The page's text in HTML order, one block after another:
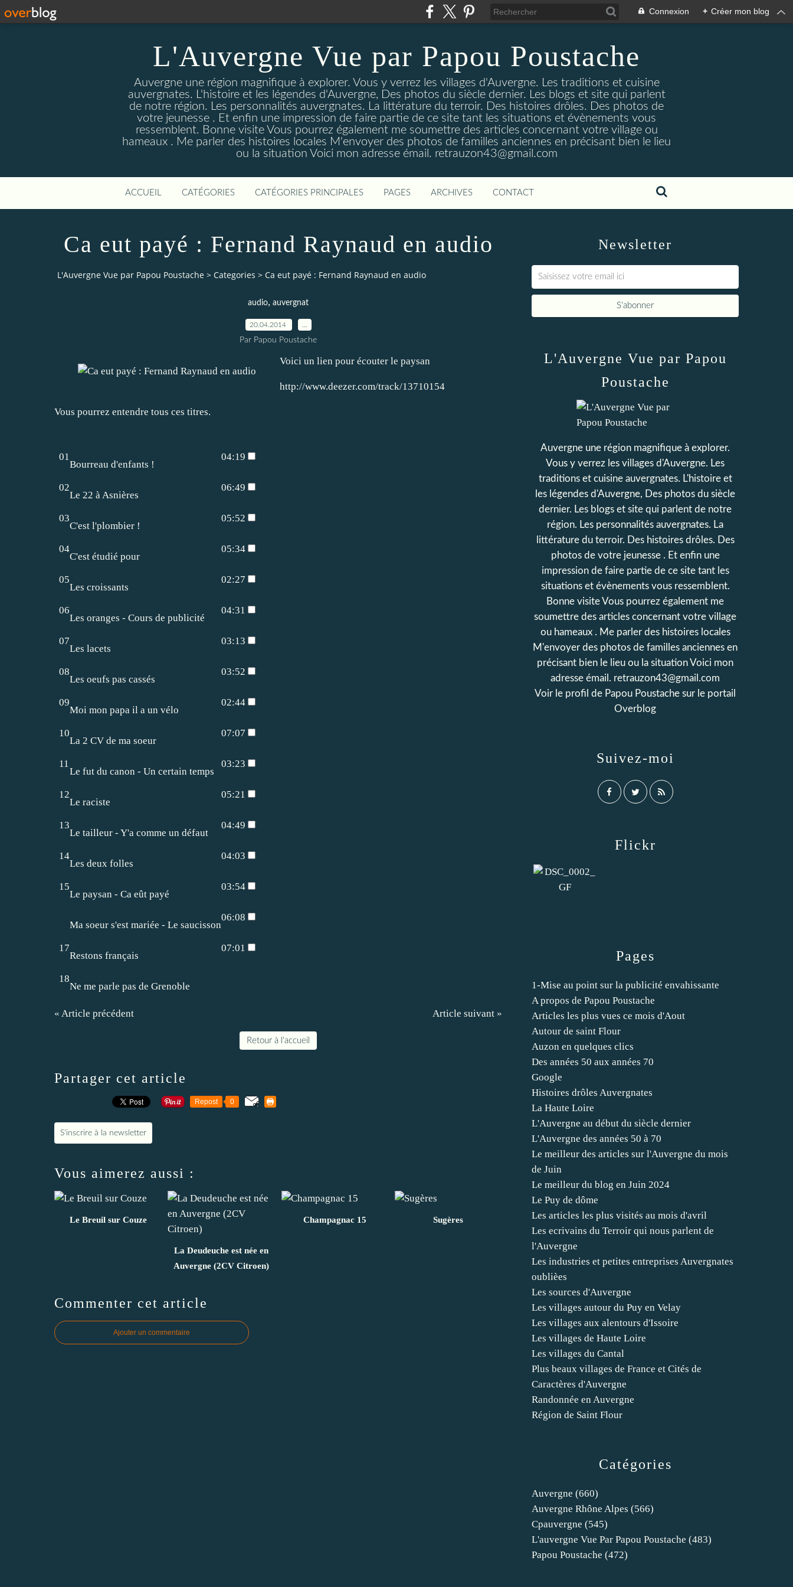
Connexion + Créer mon blog
L'Auvergne Vue par Papou Poustache
Auvergne une région magnifique à explorer. Vous y verrez les villages d'Auvergne. Les traditions et cuisine
auvergnates. L'histoire et les légendes d'Auvergne, Des photos du siècle dernier. Les blogs et site qui parlent
de notre région. Les personnalités auvergnates. La littérature du terroir. Des histoires drôles. Des photos de
votre jeunesse . Et enfin une impression de faire partie de ce site tant les situations et évènements vous
ressemblent. Bonne visite Vous pourrez également me soumettre des articles concernant votre village ou
hameaux . Me parler des histoires locales M'envoyer des photos de familles anciennes en précisant bien le lieu
ou la situation Voici mon adresse émail. retrauzon43@gmail.com
ACCUEIL CATÉGORIES CATÉGORIES PRINCIPALES PAGES ARCHIVES CONTACT
Ca eut payé : Fernand Raynaud en audio
L'Auvergne Vue par Papou Poustache > Categories > Ca eut payé : Fernand Raynaud en audio
audio, auvergnat
20.04.2014
Par Papou Poustache
Voici un lien pour écouter le paysan
http://www.deezer.com/track/13710154
Vous pourrez entendre tous ces titres.
01
Bourreau d'enfants !
04:19
02
Le 22 à Asnières
06:49
03
C'est l'plombier !
05:52
04
C'est étudié pour
05:34
05
Les croissants
02:27
06
Les oranges - Cours de publicité
04:31
07
Les lacets
03:13
08
Les oeufs pas cassés
03:52
09
Moi mon papa il a un vélo
02:44
10
La 2 CV de ma soeur
07:07
11
Le fut du canon - Un certain temps
03:23
12
Le raciste
05:21
13
Le tailleur - Y'a comme un défaut
04:49
14
Les deux folles
04:03
15
Le paysan - Ca eût payé
03:54
Ma soeur s'est mariée - Le saucisson
06:08
17
Restons français
07:01
18
Ne me parle pas de Grenoble
« Article précédent Article suivant »
Retour à l'accueil
Partager cet article
Repost 0
S'inscrire à la newsletter
Vous aimerez aussi :
Le Breuil sur Couze
La Deudeuche est née en
Auvergne (2CV Citroen)
Champagnac 15 Sugères
Commenter cet article
Ajouter un commentaire
Newsletter
Catégories
Auvergne (660)
Auvergne Rhône Alpes (566)
Cpauvergne (545)
L'auvergne Vue Par Papou Poustache (483)
Papou Poustache (472)
Pages
1-Mise au point sur la publicité envahissante
A propos de Papou Poustache
Articles les plus vues ce mois d'Aout
Autour de saint Flour
Auzon en quelques clics
Des années 50 aux années 70
Google
Histoires drôles Auvergnates
La Haute Loire
L'Auvergne au début du siècle dernier
L'Auvergne des années 50 à 70
Le meilleur des articles sur l'Auvergne du mois
de Juin
Le meilleur du blog en Juin 2024
Le Puy de dôme
Les articles les plus visités au mois d'avril
Les ecrivains du Terroir qui nous parlent de
l'Auvergne
Les industries et petites entreprises Auvergnates
oublièes
Les sources d'Auvergne
Les villages autour du Puy en Velay
Les villages aux alentours d'Issoire
Les villages de Haute Loire
Les villages du Cantal
Plus beaux villages de France et Cités de
Caractères d'Auvergne
Randonnée en Auvergne
Région de Saint Flour
L'Auvergne Vue par Papou
Poustache
Auvergne une région magnifique à explorer.
Vous y verrez les villages d'Auvergne. Les
traditions et cuisine auvergnates. L'histoire et
les légendes d'Auvergne, Des photos du siècle
dernier. Les blogs et site qui parlent de notre
région. Les personnalités auvergnates. La
littérature du terroir. Des histoires drôles. Des
photos de votre jeunesse . Et enfin une
impression de faire partie de ce site tant les
situations et évènements vous ressemblent.
Bonne visite Vous pourrez également me
soumettre des articles concernant votre village
ou hameaux . Me parler des histoires locales
M'envoyer des photos de familles anciennes en
précisant bien le lieu ou la situation Voici mon
adresse émail. retrauzon43@gmail.com
Voir le profil de Papou Poustache sur le portail
Overblog
Suivez-moi
Flickr